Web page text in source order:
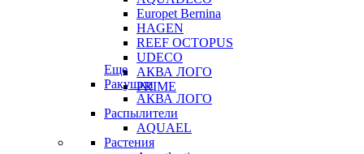
Europet Bernina
HAGEN
REEF OCTOPUS
UDECO
АКВА ЛОГО
PRIME
Еще
Ракушки
АКВА ЛОГО
Распылители
AQUAEL
Растения